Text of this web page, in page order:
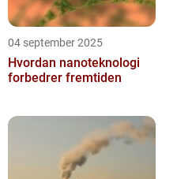
04 september 2025
Hvordan nanoteknologi
forbedrer fremtiden